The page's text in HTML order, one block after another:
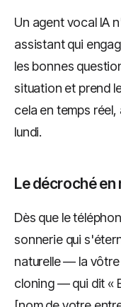
Un agent vocal IA
assistant qui
les bonnes
situation et prend
cela en temps
lundi.
Le décroché en
Dès que le
sonnerie qui
naturelle — la
cloning — qui dit «